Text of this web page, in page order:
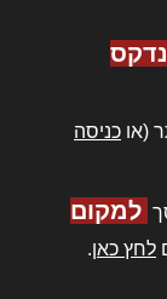
(או כניסה
למקום
לחץ כאן.